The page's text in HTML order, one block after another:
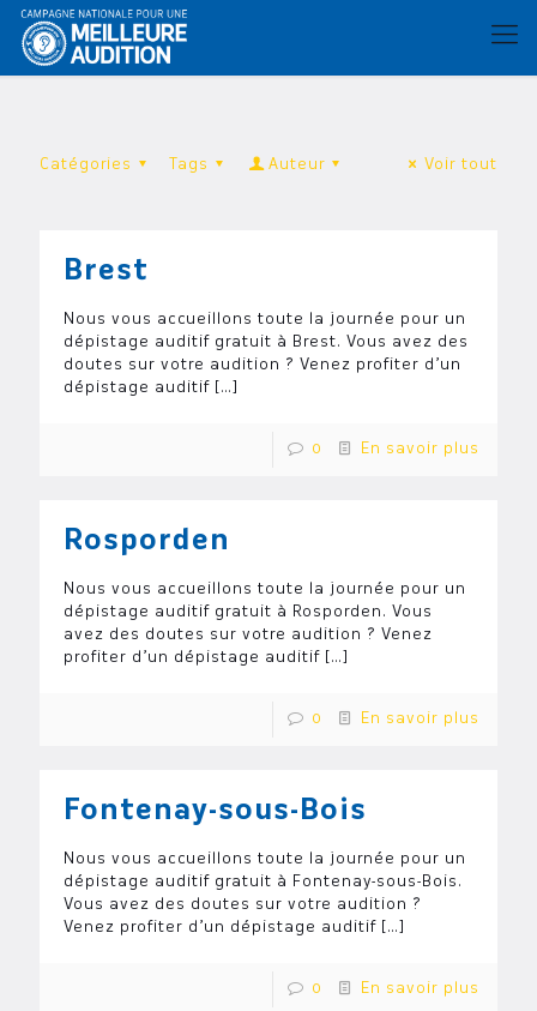
Catégories Tags Auteur Voir tout
Brest
Nous vous accueillons toute la journée pour un
dépistage auditif gratuit à Brest. Vous avez des
doutes sur votre audition ? Venez profiter d’un
dépistage auditif […]
0 En savoir plus
Rosporden
Nous vous accueillons toute la journée pour un
dépistage auditif gratuit à Rosporden. Vous
avez des doutes sur votre audition ? Venez
profiter d’un dépistage auditif […]
0 En savoir plus
Fontenay-sous-Bois
Nous vous accueillons toute la journée pour un
dépistage auditif gratuit à Fontenay-sous-Bois.
Vous avez des doutes sur votre audition ?
Venez profiter d’un dépistage auditif […]
0 En savoir plus